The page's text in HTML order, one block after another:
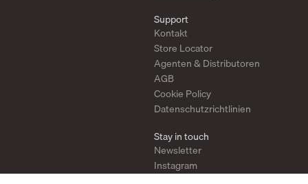
Support
Kontakt
Store Locator
Agenten & Distributoren
AGB
Cookie Policy
Datenschutzrichtlinien
Stay in touch
Newsletter
Instagram